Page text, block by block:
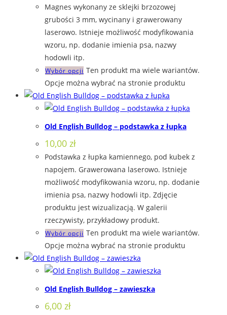
Magnes wykonany ze sklejki brzozowej
grubości 3 mm, wycinany i grawerowany
laserowo. Istnieje możliwość modyfikowania
wzoru, np. dodanie imienia psa, nazwy
hodowli itp.
Wybór opcji Ten produkt ma wiele wariantów.
Opcje można wybrać na stronie produktu
Old English Bulldog – podstawka z łupka
10,00 zł
Podstawka z łupka kamiennego, pod kubek z
napojem. Grawerowana laserowo. Istnieje
możliwość modyfikowania wzoru, np. dodanie
imienia psa, nazwy hodowli itp. Zdjęcie
produktu jest wizualizacją. W galerii
rzeczywisty, przykładowy produkt.
Wybór opcji Ten produkt ma wiele wariantów.
Opcje można wybrać na stronie produktu
Old English Bulldog – zawieszka
6,00 zł